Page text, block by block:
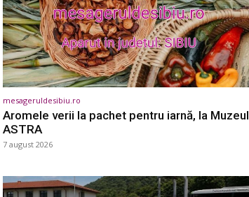
mesageruldesibiu.ro
Aromele verii la pachet pentru iarnă, la Muzeul
ASTRA
7 august 2026